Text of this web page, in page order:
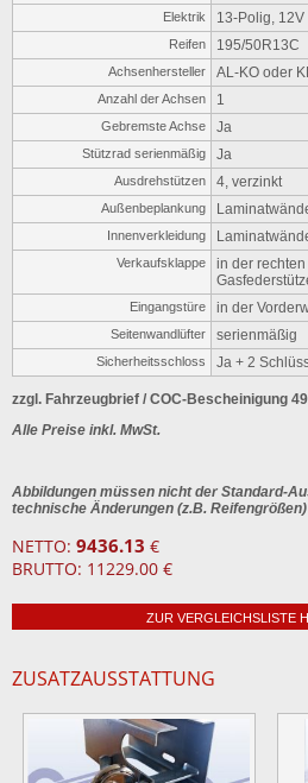
Elektrik 13-Polig, 12V
Reifen 195/50R13C
Achsenhersteller AL-KO oder
Anzahl der Achsen 1
Gebremste Achse Ja
Stützrad serienmäßig Ja
Ausdrehstützen 4, verzinkt
Außenbeplankung
Innenverkleidung
Verkaufsklappe
in der
Eingangstüre in der
Seitenwandlüfter serienmäßig
Sicherheitsschloss Ja + 2
zzgl. Fahrzeugbrief / COC-Bescheinigung
Alle Preise inkl. MwSt.
Abbildungen müssen nicht der Standard-
technische Änderungen (z.B.
NETTO: 9436.13 €
BRUTTO: 11229.00 €
ZUR VERGLEICHSLISTE
ZUSATZAUSSTATTUNG